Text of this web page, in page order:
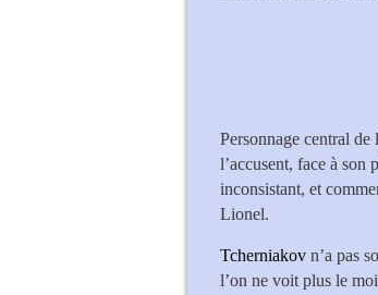
Personnage central
l’accusent, face à son
inconsistant, et
Lionel.
Tcherniakov n’a pas
l’on ne voit plus le